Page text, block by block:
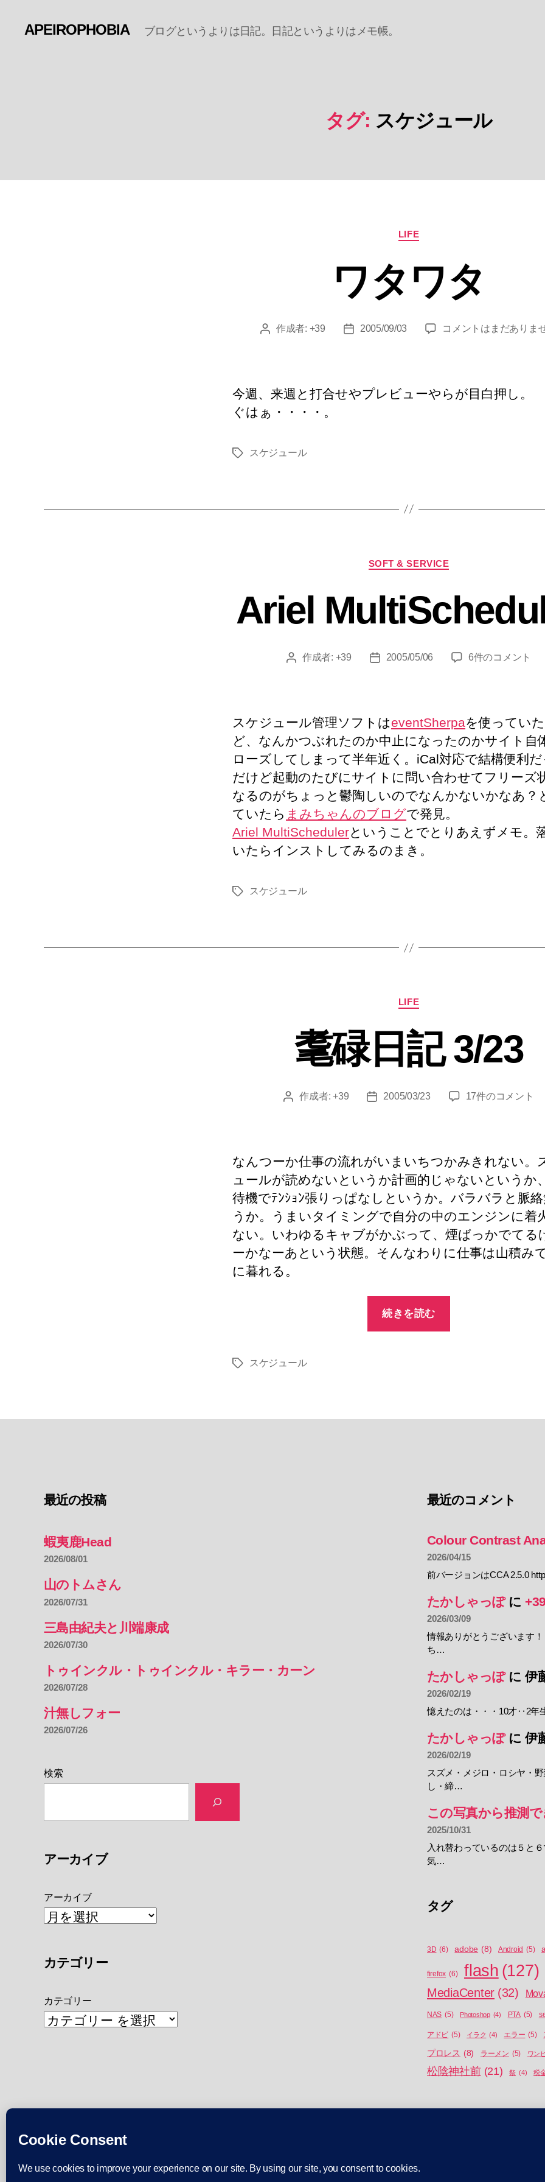
APEIROPHOBIA ブログというよりは日記。日記というよりはメモ帳。
タグ: スケジュール
カ
テ
リ
ー
LIFE
ワタワタ
投 作成者: +39
投
2005/09/03
ワ
へ
の
コメントはまだありま
今週、来週と打合せやプレビューやらが目白押し。
ぐはぁ・・・・。
タ
スケジュール
カ
テ
リ
ー
SOFT & SERVICE
Ariel
投 作成者: +39
投
2005/05/06
Ariel
6件のコメント
スケジュール管理ソフトはeventSherpaを使ってい
ど、なんかつぶれたのか中止になったのかサイト自
ローズしてしまって半年近く。iCal対応で結構便利
だけど起動のたびにサイトに問い合わせてフリーズ
なるのがちょっと鬱陶しいのでなんかないかなあ？
ていたら まみちゃんのブログで発見。
Ariel MultiSchedulerということでとりあえずメモ。
いたらインストしてみるのまき。
タ
スケジュール
カ
テ
リ
ー
LIFE
耄碌日記 3/23
投
作成者:+39
投
2005/03/23
耄
3/23
へ
の
17件のコメント
なんつーか仕事の流れがいまいちつかみきれない。
ュールが読めないというか計画的じゃないというか
待機でﾃﾝｼｮﾝ張りっぱなしというか。バラバラと脈
うか。うまいタイミングで自分の中のエンジンに着
ない。いわゆるキャブがかぶって、煙ばっかでてる
ーかなーあという状態。そんなわりに仕事は山積み
に暮れる。
続きを読む
タ
スケジュール
最近の投稿
蝦夷鹿Head
2026/08/01
山のトムさん
2026/07/31
三島由紀夫と川端康成
2026/07/30
トゥインクル・トゥインクル・キラー・カーン
2026/07/28
汁無しフォー
2026/07/26
検索
アーカイブ
アーカイブ
カテゴリー
カテゴリー
最近のコメント
Colour Contrast
2026/04/15
前バージョンはCCA 2.5.0
たかしゃっぽに
2026/03/09
情報ありがとうございます
ち…
たかしゃっぽに伊
2026/02/19
憶えたのは・・・10才‥2年
たかしゃっぽに伊
2026/02/19
スズメ・メジロ・ロシヤ・
し・締…
この写真から推測
2025/10/31
入れ替わっているのは５と
気…
タグ
3D (6) adobe (8) Android (5)
firefox (6) flash (127)
MediaCenter (32)
NAS (5) Photoshop (4) PTA (5)
アドビ (5) イラク (4) エラー (5)
プロレス (8) ラーメン (5) ワン
松陰神社前 (21) 祭 (4) 税